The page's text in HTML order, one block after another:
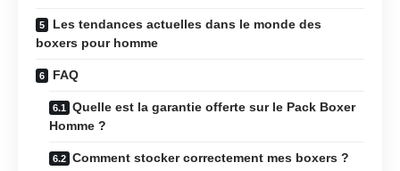
Les tendances actuelles dans le monde des
boxers pour homme
FAQ
Quelle est la garantie offerte sur le Pack Boxer
Homme ?
Comment stocker correctement mes boxers ?